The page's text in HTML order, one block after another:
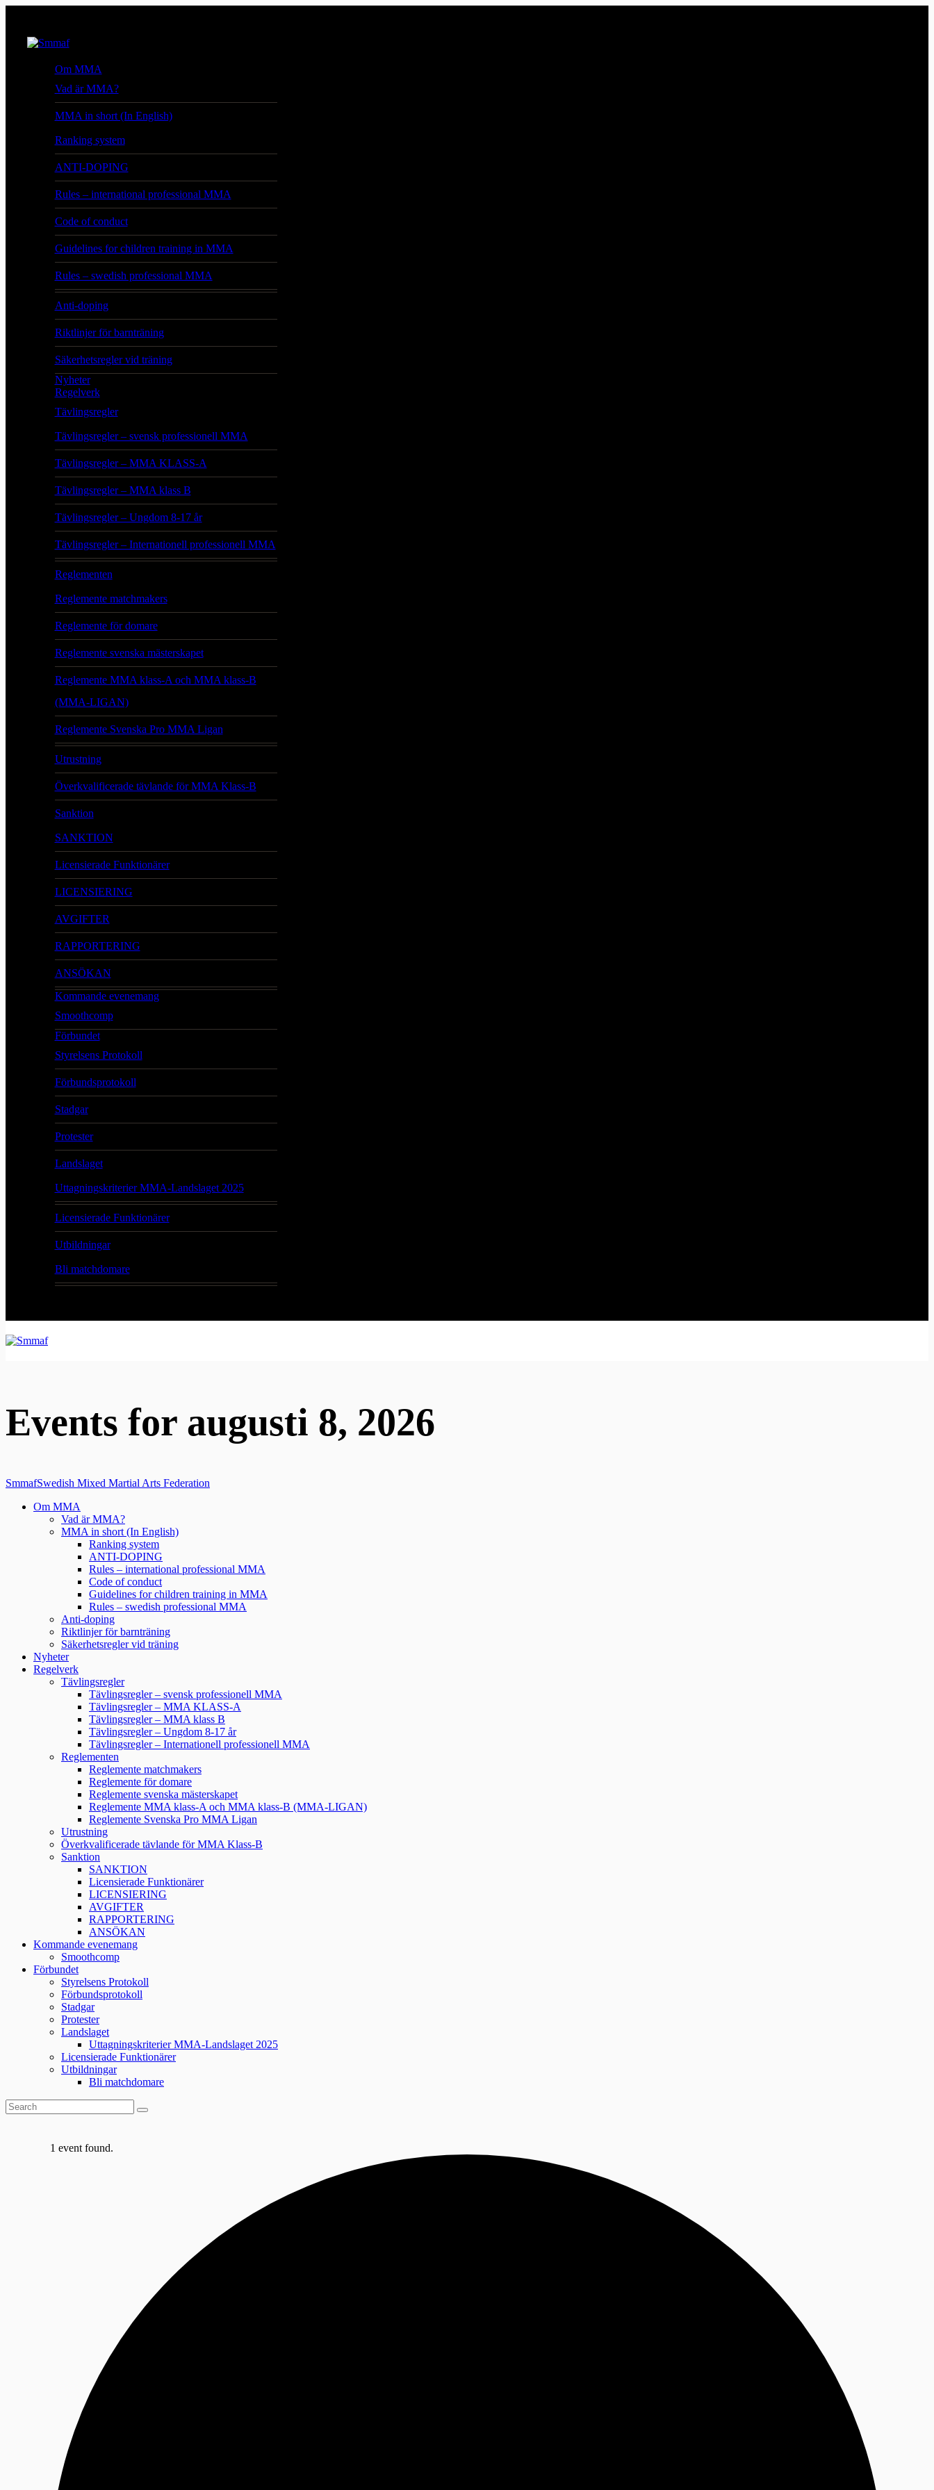
Om MMA
Vad är MMA?
MMA in short (In English)
Ranking system
ANTI-DOPING
Rules – international professional MMA
Code of conduct
Guidelines for children training in MMA
Rules – swedish professional MMA
Anti-doping
Riktlinjer för barnträning
Säkerhetsregler vid träning
Nyheter
Regelverk
Tävlingsregler
Tävlingsregler – svensk professionell MMA
Tävlingsregler – MMA KLASS-A
Tävlingsregler – MMA klass B
Tävlingsregler – Ungdom 8-17 år
Tävlingsregler – Internationell professionell MMA
Reglementen
Reglemente matchmakers
Reglemente för domare
Reglemente svenska mästerskapet
Reglemente MMA klass-A och MMA klass-B
(MMA-LIGAN)
Reglemente Svenska Pro MMA Ligan
Utrustning
Överkvalificerade tävlande för MMA Klass-B
Sanktion
SANKTION
Licensierade Funktionärer
LICENSIERING
AVGIFTER
RAPPORTERING
ANSÖKAN
Kommande evenemang
Smoothcomp
Förbundet
Styrelsens Protokoll
Förbundsprotokoll
Stadgar
Protester
Landslaget
Uttagningskriterier MMA-Landslaget 2025
Licensierade Funktionärer
Utbildningar
Bli matchdomare
Events for augusti 8, 2026
SmmafSwedish Mixed Martial Arts Federation
Om MMA
Vad är MMA?
MMA in short (In English)
Ranking system
ANTI-DOPING
Rules – international professional MMA
Code of conduct
Guidelines for children training in MMA
Rules – swedish professional MMA
Anti-doping
Riktlinjer för barnträning
Säkerhetsregler vid träning
Nyheter
Regelverk
Tävlingsregler
Tävlingsregler – svensk professionell MMA
Tävlingsregler – MMA KLASS-A
Tävlingsregler – MMA klass B
Tävlingsregler – Ungdom 8-17 år
Tävlingsregler – Internationell professionell MMA
Reglementen
Reglemente matchmakers
Reglemente för domare
Reglemente svenska mästerskapet
Reglemente MMA klass-A och MMA klass-B (MMA-LIGAN)
Reglemente Svenska Pro MMA Ligan
Utrustning
Överkvalificerade tävlande för MMA Klass-B
Sanktion
SANKTION
Licensierade Funktionärer
LICENSIERING
AVGIFTER
RAPPORTERING
ANSÖKAN
Kommande evenemang
Smoothcomp
Förbundet
Styrelsens Protokoll
Förbundsprotokoll
Stadgar
Protester
Landslaget
Uttagningskriterier MMA-Landslaget 2025
Licensierade Funktionärer
Utbildningar
Bli matchdomare
1 event found.